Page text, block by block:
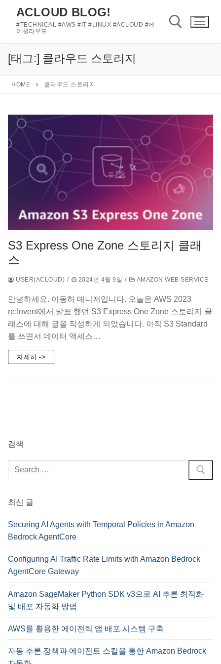
ACLOUD BLOG!
#TECHNICAL #AWS #IT #LINUX #ACLOUD #에
이클라우드
[태그:] 클라우드 스토리지
HOME 클라우드 스토리지
S3 Express One Zone 스토리지 클래
스
USER(ACLOUD) / 2024년 4월 9일 / AMAZON WEB SERVICE
안녕하세요. 이동하 매니저입니다. 오늘은 AWS 2023
re:Invent에서 발표 했던 S3 Express One Zone 스토리지 클
래스에 대해 글을 작성하게 되었습니다. 아직 S3 Standard
를 쓰면서 데이터 액세스…
자세히 ->
검색
검
색
최신 글
Securing AI Agents with Temporal Policies in Amazon
Bedrock AgentCore
Configuring AI Traffic Rate Limits with Amazon Bedrock
AgentCore Gateway
Amazon SageMaker Python SDK v3으로 AI 추론 최적화
및 배포 자동화 방법
AWS를 활용한 에이전틱 앱 배포 시스템 구축
자동 추론 정책과 에이전트 스킬을 통한 Amazon Bedrock